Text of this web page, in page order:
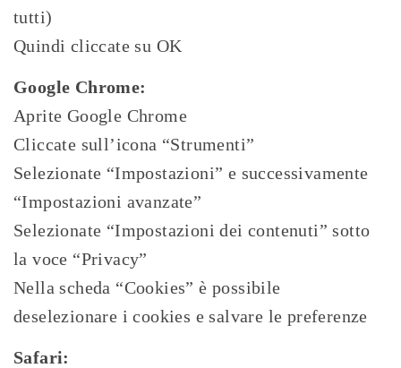
tutti)
Quindi cliccate su OK
Google Chrome:
Aprite Google Chrome
Cliccate sull’icona “Strumenti”
Selezionate “Impostazioni” e successivamente
“Impostazioni avanzate”
Selezionate “Impostazioni dei contenuti” sotto
la voce “Privacy”
Nella scheda “Cookies” è possibile
deselezionare i cookies e salvare le preferenze
Safari: